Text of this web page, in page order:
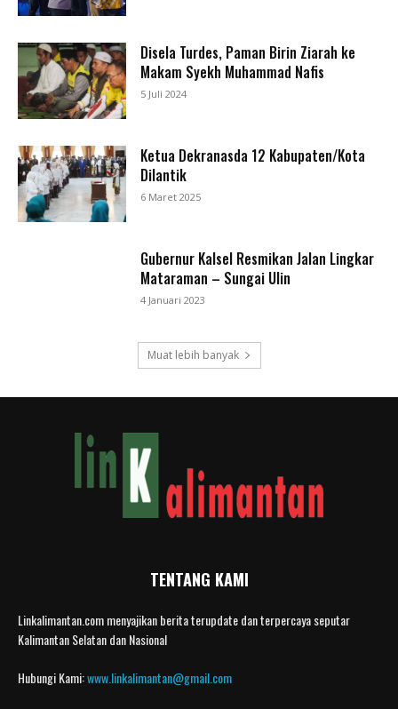
Disela Turdes, Paman Birin Ziarah ke
Makam Syekh Muhammad Nafis
5 Juli 2024
Ketua Dekranasda 12 Kabupaten/Kota
Dilantik
6 Maret 2025
Gubernur Kalsel Resmikan Jalan Lingkar
Mataraman – Sungai Ulin
4 Januari 2023
Muat lebih banyak
TENTANG KAMI
Linkalimantan.com menyajikan berita terupdate dan terpercaya seputar
Kalimantan Selatan dan Nasional
Hubungi Kami:www.linkalimantan@gmail.com